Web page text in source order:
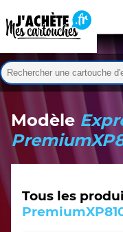
Rechercher :
Quand les résultats
Modèle
Tous les